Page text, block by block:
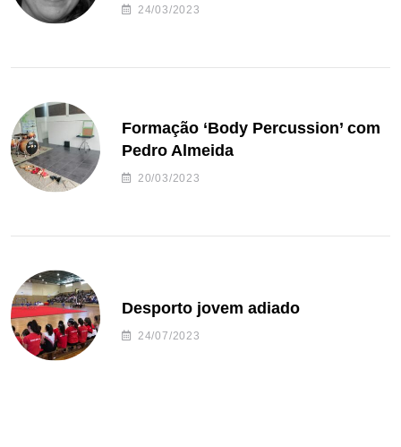
24/03/2023
Formação ‘Body Percussion’ com
Pedro Almeida
20/03/2023
Desporto jovem adiado
24/07/2023